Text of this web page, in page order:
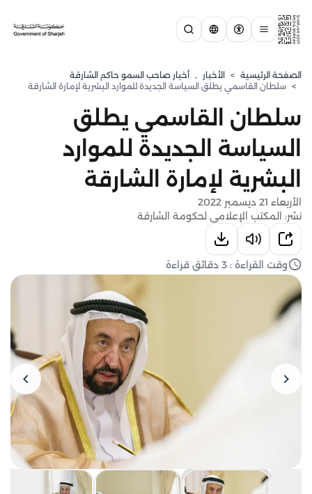
الصفحة الرئيسية > الأخبار , أخبار صاحب السمو حاكم الشارقة
> سلطان القاسمي يطلق السياسة الجديدة للموارد البشرية لإمارة الشارقة
سلطان القاسمي يطلق
السياسة الجديدة للموارد
البشرية لإمارة الشارقة
الأربعاء 21 ديسمبر 2022
نشر: المكتب الإعلامي لحكومة الشارقة
وقت القراءة : 3 دقائق قراءة